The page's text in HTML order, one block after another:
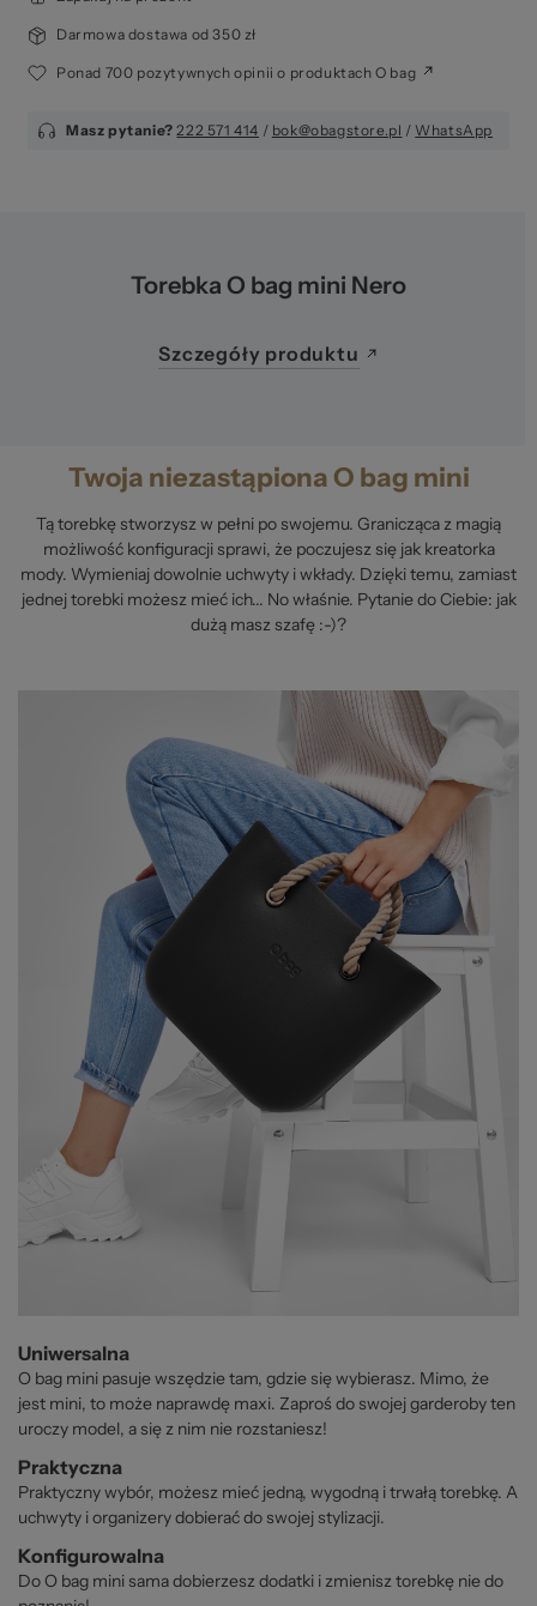
Darmowa dostawa od 350 zł
Ponad 700 pozytywnych opinii o produktach O bag
Masz pytanie? 222 571 414 / bok@obagstore.pl / WhatsApp
Twoja niezastąpiona O bag mini
Tą torebkę stworzysz w pełni po swojemu. Granicząca z magią
możliwość konfiguracji sprawi, że poczujesz się jak kreatorka
mody. Wymieniaj dowolnie uchwyty i wkłady. Dzięki temu, zamiast
jednej torebki możesz mieć ich... No właśnie. Pytanie do Ciebie: jak
dużą masz szafę :-)?
Uniwersalna
O bag mini pasuje wszędzie tam, gdzie się wybierasz. Mimo, że
jest mini, to może naprawdę maxi. Zaproś do swojej garderoby ten
uroczy model, a się z nim nie rozstaniesz!
Praktyczna
Praktyczny wybór, możesz mieć jedną, wygodną i trwałą torebkę. A
uchwyty i organizery dobierać do swojej stylizacji.
Konfigurowalna
Do O bag mini sama dobierzesz dodatki i zmienisz torebkę nie do
Torebka O bag mini Nero
Szczegóły produktu